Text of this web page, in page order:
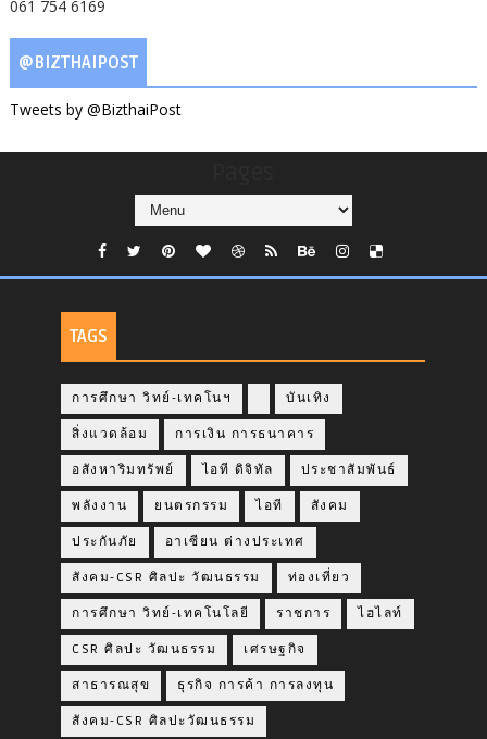
061 754 6169
@BIZTHAIPOST
Tweets by @BizthaiPost
TAGS
การศึกษา วิทย์-เทคโนฯ บันเทิง
สิ่งแวดล้อม การเงิน การธนาคาร
อสังหาริมทรัพย์ ไอที ดิจิทัล ประชาสัมพันธ์
พลังงาน ยนตรกรรม ไอที สังคม
ประกันภัย อาเซียน ต่างประเทศ
สังคม-CSR ศิลปะ วัฒนธรรม ท่องเที่ยว
การศึกษา วิทย์-เทคโนโลยี ราชการ ไฮไลท์
CSR ศิลปะ วัฒนธรรม เศรษฐกิจ
สาธารณสุข ธุรกิจ การค้า การลงทุน
สังคม-CSR ศิลปะวัฒนธรรม